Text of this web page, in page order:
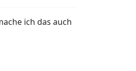
ich das auch